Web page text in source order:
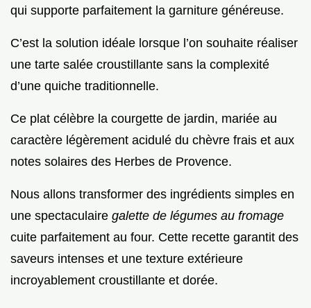
qui supporte parfaitement la garniture généreuse.
C’est la solution idéale lorsque l’on souhaite réaliser
une tarte salée croustillante sans la complexité
d’une quiche traditionnelle.
Ce plat célèbre la courgette de jardin, mariée au
caractère légèrement acidulé du chèvre frais et aux
notes solaires des Herbes de Provence.
Nous allons transformer des ingrédients simples en
une spectaculaire galette de légumes au fromage
cuite parfaitement au four. Cette recette garantit des
saveurs intenses et une texture extérieure
incroyablement croustillante et dorée.